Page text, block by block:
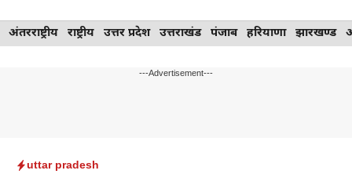
Skip
to
अंतरराष्ट्रीय राष्ट्रीय उत्तर प्रदेश उत्तराखंड पंजाब हरियाणा झारखण्ड
---Advertisement---
uttar pradesh